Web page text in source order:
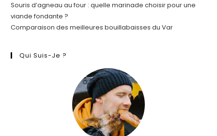
Souris d’agneau au four : quelle marinade choisir pour une
viande fondante ?
Comparaison des meilleures bouillabaisses du Var
Qui Suis-Je ?